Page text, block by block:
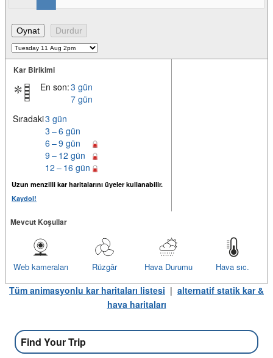
Kar Birikimi
En son:3 gün
7 gün
Sıradaki3 gün
3 – 6 gün
6 – 9 gün
9 – 12 gün
12 – 16 gün
Uzun menzilli kar haritalarını üyeler kullanabilir.
Kaydol!
Mevcut Koşullar
Hava sıc.
Hava Durumu
Rüzgâr
Web kameraları
Tüm animasyonlu kar haritaları listesi | alternatif statik kar &
hava haritaları
Find Your Trip